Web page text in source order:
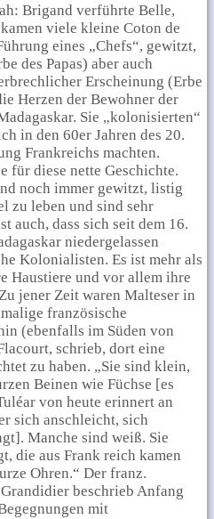
Brigand verführte Belle,
viele kleine Coton de
eines „Chefs“, gewitzt,
des Papas) aber auch
Erscheinung (Erbe
Herzen der Bewohner der
Sie „kolonisierten“
in den 60er Jahren des 20.
Frankreichs machten.
für diese nette Geschichte.
noch immer gewitzt, listig
zu leben und sind sehr
auch, dass sich seit dem 16.
niedergelassen
Kolonialisten. Es ist mehr als
Haustiere und vor allem ihre
jener Zeit waren Malteser in
französische
(ebenfalls im Süden von
schrieb, dort eine
zu haben. „Sie sind klein,
Beinen wie Füchse [es
von heute erinnert an
sich anschleicht, sich
Manche sind weiß. Sie
die aus Frank reich kamen
Ohren.“ Der franz.
beschrieb Anfang
mit